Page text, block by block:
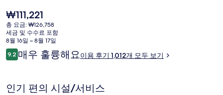
일
파
라
다
스
현
재
가
격
은
₩111,221
₩111,221
총 요금: ₩126,758
세금 및 수수료 포함
8월 16일 ~ 8월 17일
이
용
기
9.210점 만점 중 9.2점.
매우 훌륭해요이용 후기 1,012개 모두 보기
인기 편의 시설/서비스